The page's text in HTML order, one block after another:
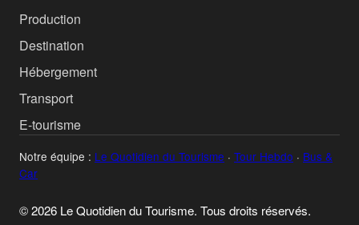
Production
Destination
Hébergement
Transport
E-tourisme
Notre équipe : Le Quotidien du Tourisme · Tour Hebdo · Bus &
Car
© 2026 Le Quotidien du Tourisme. Tous droits réservés.